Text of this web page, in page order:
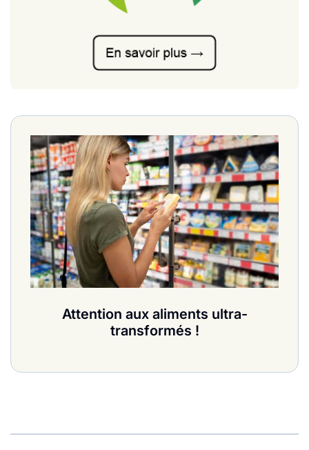
Attention aux aliments ultra-
transformés !